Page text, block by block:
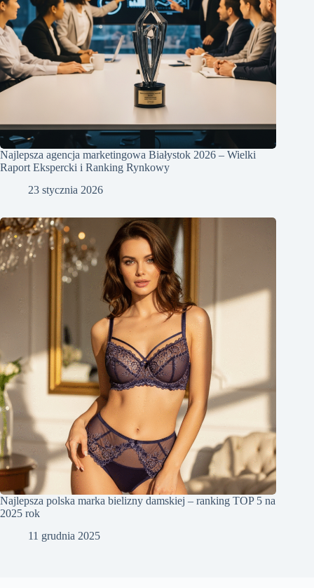
Najlepsza agencja marketingowa Białystok 2026 – Wielki
Raport Ekspercki i Ranking Rynkowy
23 stycznia 2026
Najlepsza polska marka bielizny damskiej – ranking TOP 5 na
2025 rok
11 grudnia 2025